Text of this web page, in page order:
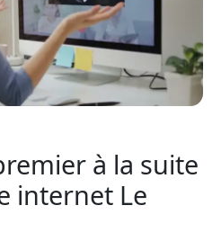
à la suite
internet Le